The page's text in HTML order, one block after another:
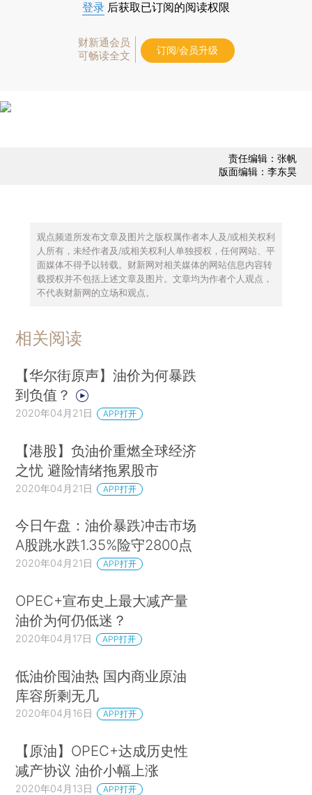
登录 后获取已订阅的阅读权限
财新通会员
可畅读全文
订阅/会员升级
责任编辑：张帆
版面编辑：李东昊
观点频道所发布文章及图片之版权属作者本人及/或相关权利
人所有，未经作者及/或相关权利人单独授权，任何网站、平
面媒体不得予以转载。财新网对相关媒体的网站信息内容转
载授权并不包括上述文章及图片。文章均为作者个人观点，
不代表财新网的立场和观点。
相关阅读
【华尔街原声】油价为何暴跌
到负值？
2020年04月21日 APP打开
【港股】负油价重燃全球经济
之忧 避险情绪拖累股市
2020年04月21日 APP打开
今日午盘：油价暴跌冲击市场
A股跳水跌1.35%险守2800点
2020年04月21日 APP打开
OPEC+宣布史上最大减产量
油价为何仍低迷？
2020年04月17日 APP打开
低油价囤油热 国内商业原油
库容所剩无几
2020年04月16日 APP打开
【原油】OPEC+达成历史性
减产协议 油价小幅上涨
2020年04月13日 APP打开